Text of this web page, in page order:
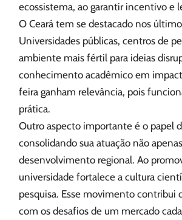
ecossistema, ao garantir incentivo e
O Ceará tem se destacado nos
Universidades públicas, centros de
ambiente mais fértil para ideias
conhecimento acadêmico em
feira ganham relevância, pois
prática.
Outro aspecto importante é o papel
consolidando sua atuação não
desenvolvimento regional. Ao
universidade fortalece a cultura
pesquisa. Esse movimento contribui
com os desafios de um mercado